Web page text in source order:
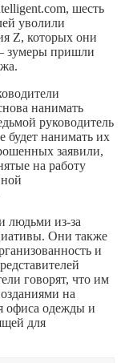
шесть
уволили
Z, которых они
зумеры пришли
нанимать
руководитель
будет нанимать их
заявили,
на работу
людьми из-за
Они также
и
говорят, что им
на
офиса одежды и
для